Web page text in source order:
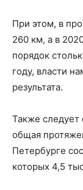
При этом, в
260 км, а в
порядок
году, власти
результата.
Также следует
общая
Петербурге
которых 4,5